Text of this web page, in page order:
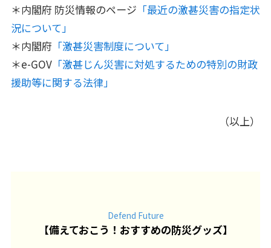
＊内閣府 防災情報のページ 「最近の激甚災害の指定状
況について」
＊内閣府 「激甚災害制度について」
＊e-GOV「激甚じん災害に対処するための特別の財政
援助等に関する法律」
（以上）
Defend Future
【備えておこう！おすすめの防災グッズ】